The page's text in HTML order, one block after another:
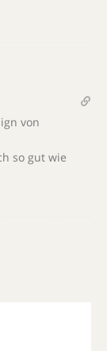
von
so gut wie